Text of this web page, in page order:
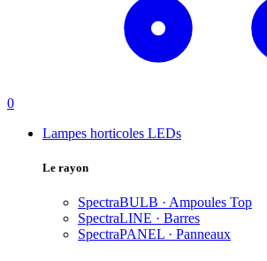
0
Lampes horticoles LEDs
Le rayon
SpectraBULB · Ampoules Top
SpectraLINE · Barres
SpectraPANEL · Panneaux